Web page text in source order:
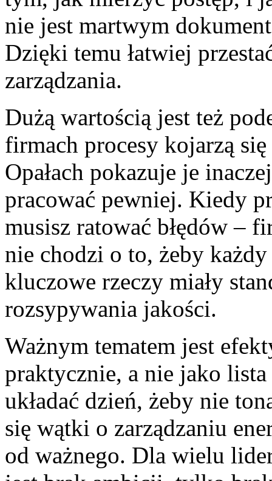
nie jest martwym
Dzięki temu łatwiej
zarządzania.
Dużą wartością jest też
firmach procesy kojarzą
Opałach pokazuje je
pracować pewniej. Kiedy
musisz ratować błędów –
nie chodzi o to, żeby
kluczowe rzeczy miały
rozsypywania jakości.
Ważnym tematem jest
praktycznie, a nie jako
układać dzień, żeby nie
się wątki o zarządzaniu
od ważnego. Dla wielu